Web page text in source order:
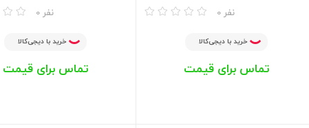
0 نفر
خرید با دیجی‌کالا
تماس برای قیمت
0 نفر
خرید با دیجی‌کالا
تماس برای قیمت